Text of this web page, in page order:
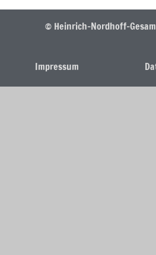
© Heinrich-Nordhoff-
Impressum